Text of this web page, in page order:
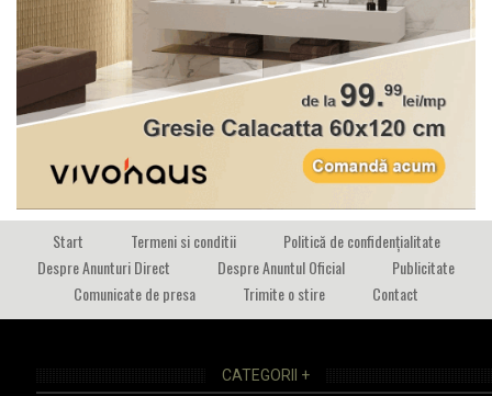
Start Termeni si conditii
Politică de confidențialitate
Despre Anunturi Direct
Despre Anuntul Oficial
Publicitate
Comunicate de presa
Trimite o stire Contact
CATEGORII +